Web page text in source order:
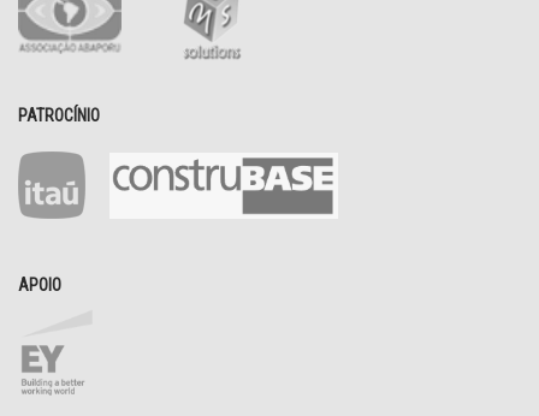
PATROCÍNIO
APOIO